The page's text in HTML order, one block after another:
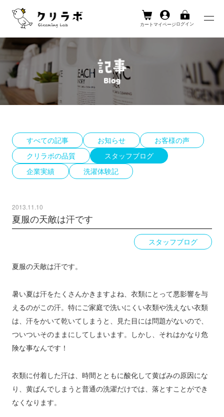
to
カートマイページログイン
すべての記事 お知らせ
お客様の声
クリラボの品質
スタッフブログ
企業実績
洗濯体験記
2013.11.10
夏服の天敵は汗です
スタッフブログ
夏服の天敵は汗です。
暑い夏は汗をたくさんかきますよね、衣類にとって悪影響を与
えるのがこの汗。特にご家庭で洗いにくい衣類や洗えない衣類
は、汗をかいて乾いてしまうと、見た目には問題がないので、
ついついそのままにしてしまいます。しかし、それはかなり危
険な事なんです！
衣類に付着した汗は、時間とともに酸化して黄ばみの原因にな
り、黄ばんでしまうと普通の洗濯だけでは、落とすことができ
なくなります。